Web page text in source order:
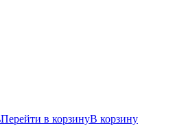
Перейти в корзинуВ корзину